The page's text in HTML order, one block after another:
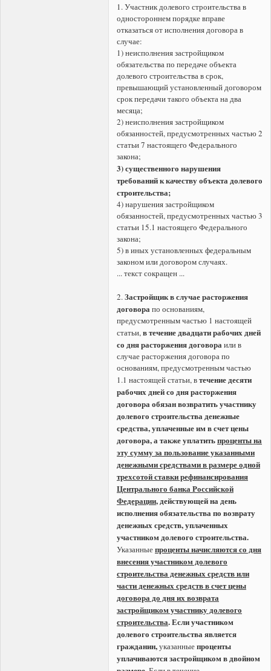
1. Участник долевого строительства в
одностороннем порядке вправе
отказаться от исполнения договора в
случае:
1) неисполнения застройщиком
обязательства по передаче объекта
долевого строительства в срок,
превышающий установленный договором
срок передачи такого объекта на два
месяца;
2) неисполнения застройщиком
обязанностей, предусмотренных частью 2
статьи 7 настоящего Федерального
закона;
3) существенного нарушения
требований к качеству объекта долевого
строительства;
4) нарушения застройщиком
обязанностей, предусмотренных частью 3
статьи 15.1 настоящего Федерального
закона;
5) в иных установленных федеральным
законом или договором случаях.
... текст сокращен ...
2. Застройщик в случае расторжения
договора по основаниям,
предусмотренным частью 1 настоящей
статьи, в течение двадцати рабочих дней
со дня расторжения договора или в
случае расторжения договора по
основаниям, предусмотренным частью
1.1 настоящей статьи, втечение десяти
рабочих дней со дня расторжения
договора обязан возвратить участнику
долевого строительства денежные
средства, уплаченные им в счет цены
договора, а также уплатитьпроценты на
эту сумму за пользование указанными
денежными средствами в размере одной
трехсотой ставки рефинансирования
Центрального банка Российской
Федерации, действующей на день
исполнения обязательства по возврату
денежных средств, уплаченных
участником долевого строительства.
Указанныепроценты начисляются со дня
внесения участником долевого
строительства денежных средств или
части денежных средств в счет цены
договора до дня их возврата
застройщиком участнику долевого
строительства.Если участником
долевого строительства является
гражданин,указанныепроценты
уплачиваются застройщиком в двойном